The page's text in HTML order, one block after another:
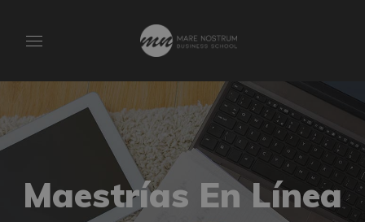
Maestrías En Línea